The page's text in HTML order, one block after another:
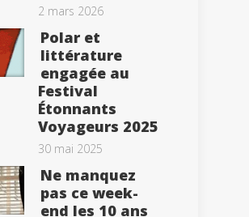
2 mars 2026
Polar et
littérature
engagée au
Festival
Étonnants
Voyageurs 2025
30 mai 2025
Ne manquez
pas ce week-
end les 10 ans